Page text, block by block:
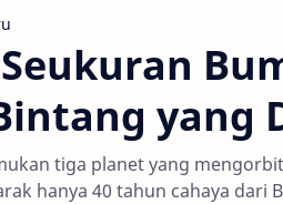
yang
tiga planet yang
hanya 40 tahun cahaya dari